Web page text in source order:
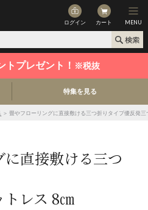
ログイン カート MENU
トプレゼント！ ※税抜
特集を見る
＞ 畳やフローリングに直接敷ける三つ折りタイプ優反発
直接敷ける三つ
レス 8㎝